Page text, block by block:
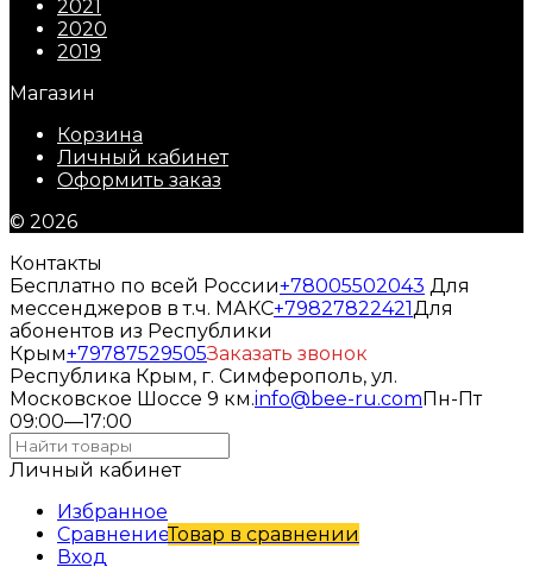
2021
2020
2019
Магазин
Корзина
Личный кабинет
Оформить заказ
© 2026
Контакты
Бесплатно по всей России+78005502043 Для
мессенджеров в т.ч. МАКС+79827822421Для
абонентов из Республики
Крым+79787529505Заказать звонок
Республика Крым, г. Симферополь, ул.
Московское Шоссе 9 км.info@bee-ru.comПн-Пт
09:00—17:00
Личный кабинет
Избранное
СравнениеТовар в сравнении
Вход